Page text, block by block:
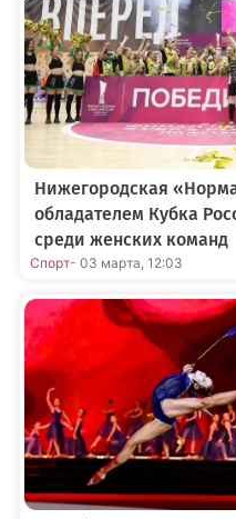
Нижегородская
обладателем Кубка
среди женских команд
Спорт- 03 марта, 12:03